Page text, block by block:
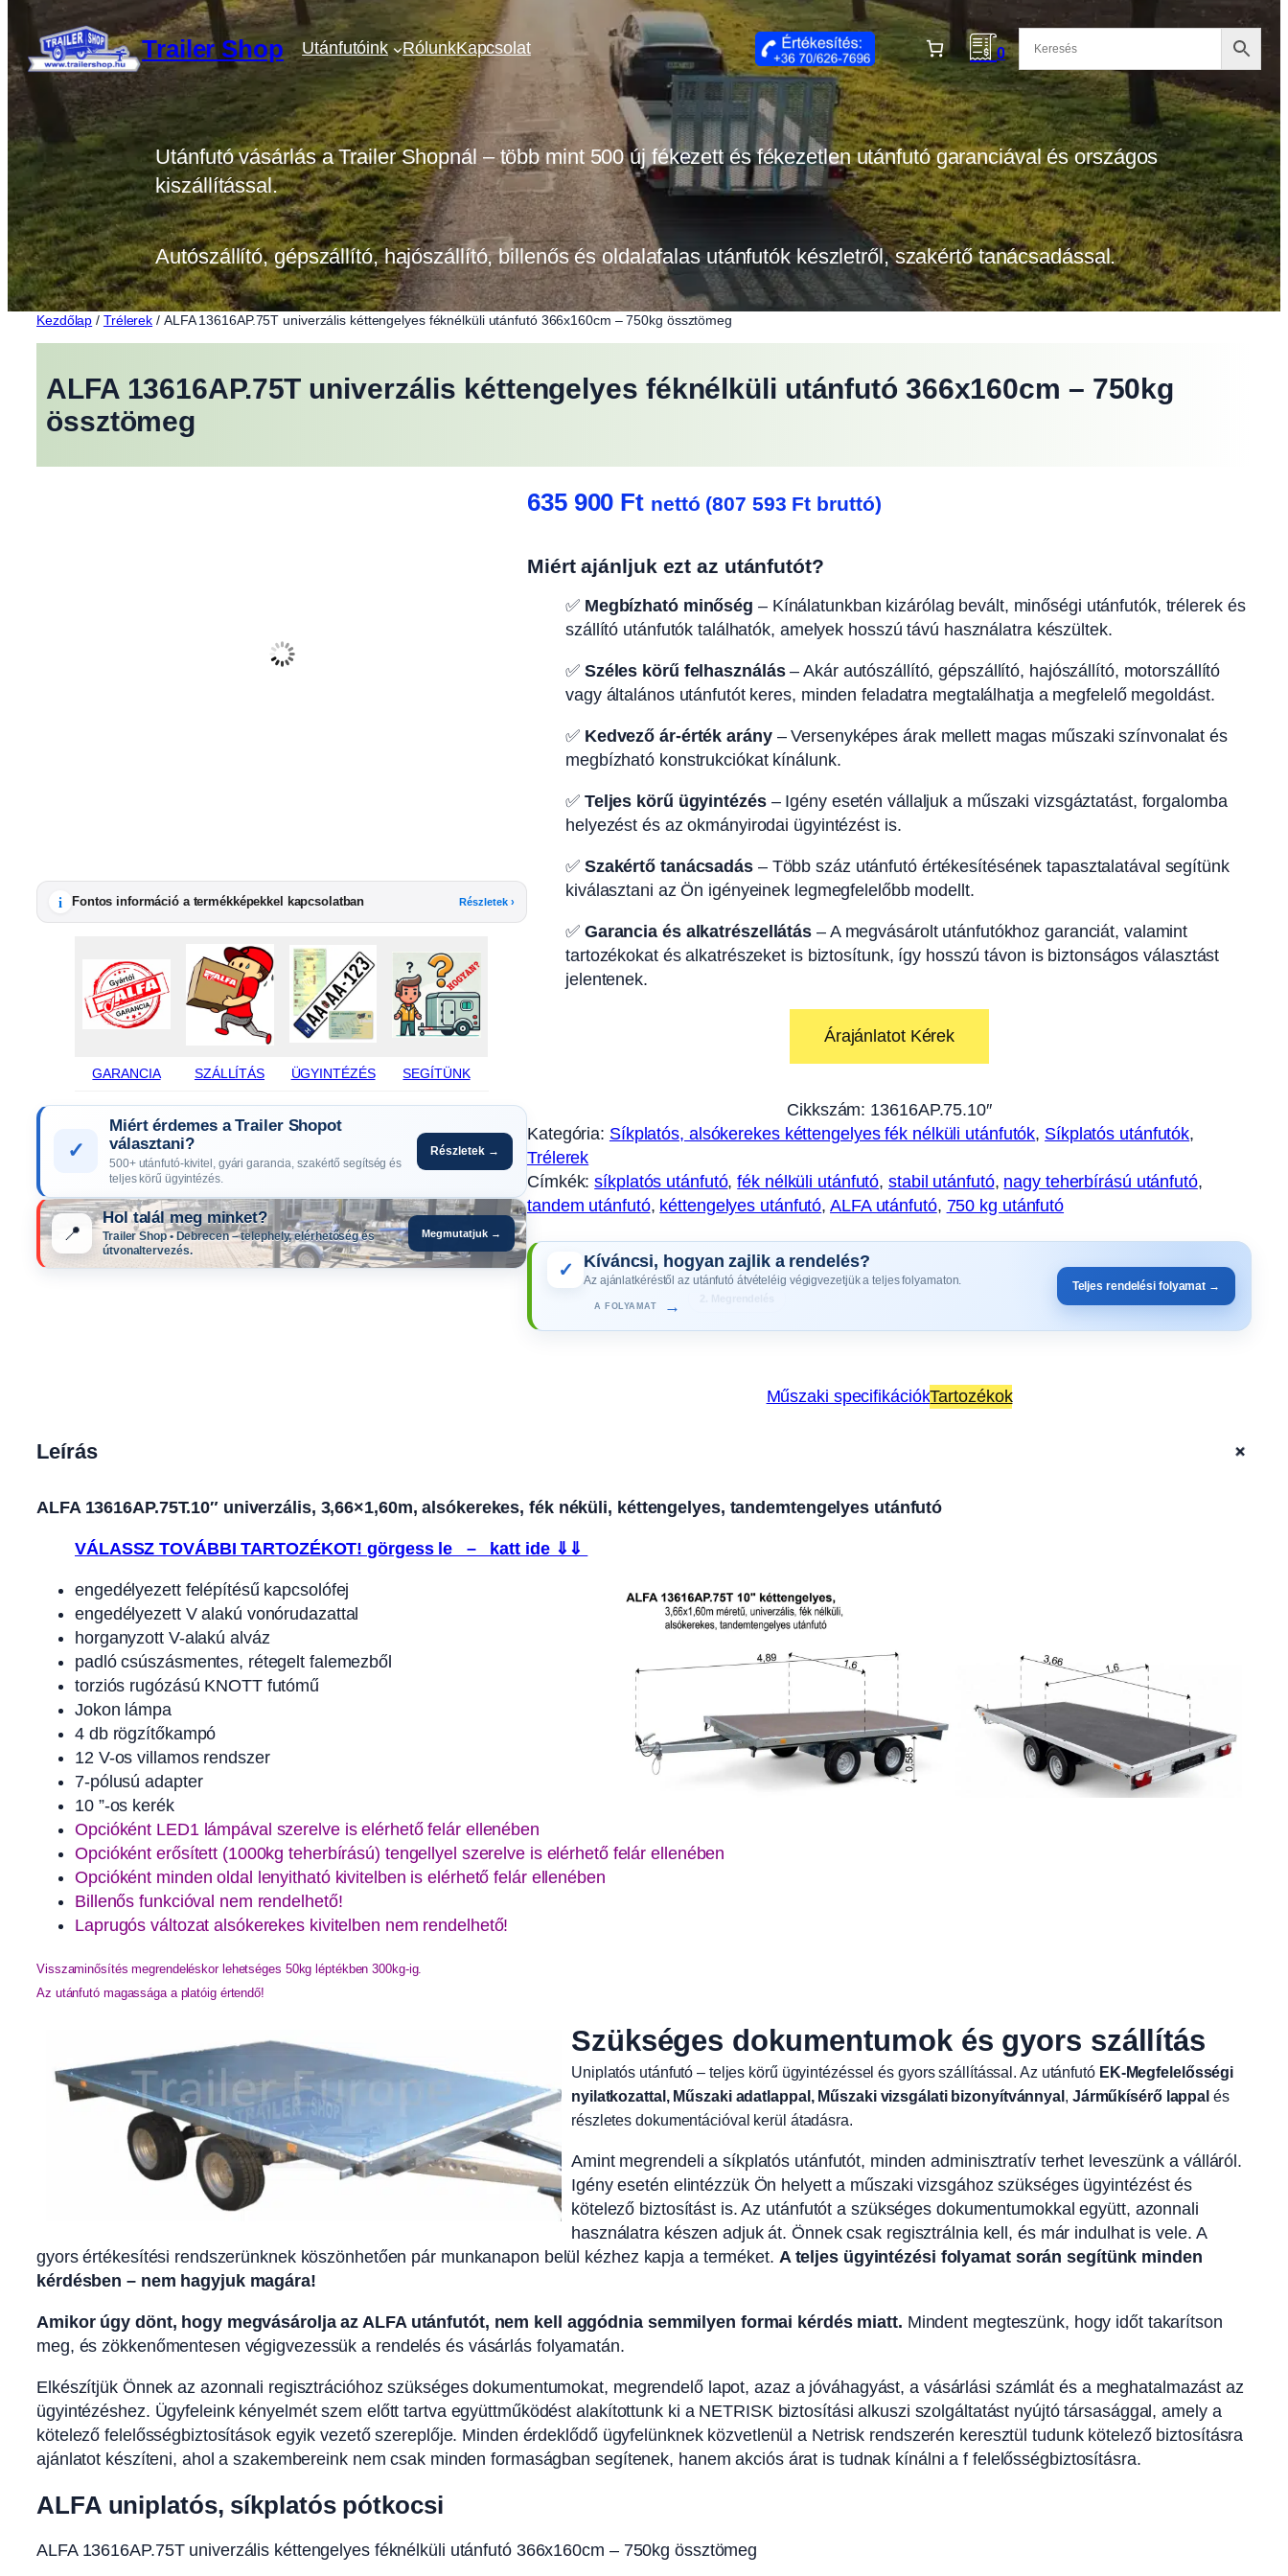
Ugrás
tartalomhoz
Trailer Shop Utánfutóink RólunkKapcsolat 0
Utánfutó vásárlás a Trailer Shopnál – több mint 500 új fékezett és fékezetlen utánfutó garanciával és országos
kiszállítással.
Autószállító, gépszállító, hajószállító, billenős és oldalafalas utánfutók készletről, szakértő tanácsadással.
Kezdőlap / Trélerek / ALFA 13616AP.75T univerzális kéttengelyes féknélküli utánfutó 366x160cm – 750kg össztömeg
ALFA 13616AP.75T univerzális kéttengelyes féknélküli utánfutó 366x160cm – 750kg
össztömeg
i Fontos információ a termékképekkel kapcsolatban Részletek ›
GARANCIA SZÁLLÍTÁS ÜGYINTÉZÉS SEGÍTÜNK
✓
Miért érdemes a Trailer Shopot
választani?
500+ utánfutó-kivitel, gyári garancia, szakértő segítség és
teljes körű ügyintézés.
Részletek →
📍
Hol talál meg minket?
Trailer Shop • Debrecen – telephely, elérhetőség és
útvonaltervezés.
Megmutatjuk →
635 900 Ft nettó (807 593 Ft bruttó)
Miért ajánljuk ezt az utánfutót?
✅ Megbízható minőség – Kínálatunkban kizárólag bevált, minőségi utánfutók, trélerek és
szállító utánfutók találhatók, amelyek hosszú távú használatra készültek.
✅ Széles körű felhasználás– Akár autószállító, gépszállító, hajószállító, motorszállító
vagy általános utánfutót keres, minden feladatra megtalálhatja a megfelelő megoldást.
✅ Kedvező ár-érték arány– Versenyképes árak mellett magas műszaki színvonalat és
megbízható konstrukciókat kínálunk.
✅ Teljes körű ügyintézés– Igény esetén vállaljuk a műszaki vizsgáztatást, forgalomba
helyezést és az okmányirodai ügyintézést is.
✅ Szakértő tanácsadás– Több száz utánfutó értékesítésének tapasztalatával segítünk
kiválasztani az Ön igényeinek legmegfelelőbb modellt.
✅ Garancia és alkatrészellátás – A megvásárolt utánfutókhoz garanciát, valamint
tartozékokat és alkatrészeket is biztosítunk, így hosszú távon is biztonságos választást
jelentenek.
Árajánlatot Kérek
Cikkszám: 13616AP.75.10″
Kategória: Síkplatós, alsókerekes kéttengelyes fék nélküli utánfutók, Síkplatós utánfutók
Trélerek
Címkék:síkplatós utánfutó, fék nélküli utánfutó, stabil utánfutó, nagy teherbírású utánfutó
tandem utánfutó, kéttengelyes utánfutó, ALFA utánfutó, 750 kg utánfutó
✓ Kíváncsi, hogyan zajlik a rendelés?
Az ajánlatkéréstől az utánfutó átvételéig végigvezetjük a teljes folyamaton.
A FOLYAMAT →
Teljes rendelési folyamat →
Műszaki specifikációkTartozékok
Leírás +
ALFA 13616AP.75T.10″ univerzális, 3,66×1,60m, alsókerekes, fék néküli, kéttengelyes, tandemtengelyes utánfutó
VÁLASSZ TOVÁBBI TARTOZÉKOT! görgess le – katt ide ⇓⇓
engedélyezett felépítésű kapcsolófej
engedélyezett V alakú vonórudazattal
horganyzott V-alakú alváz
padló csúszásmentes, rétegelt falemezből
torziós rugózású KNOTT futómű
Jokon lámpa
4 db rögzítőkampó
12 V-os villamos rendszer
7-pólusú adapter
10 ”-os kerék
Opcióként LED1 lámpával szerelve is elérhető felár ellenében
Opcióként erősített (1000kg teherbírású) tengellyel szerelve is elérhető felár ellenében
Opcióként minden oldal lenyitható kivitelben is elérhető felár ellenében
Billenős funkcióval nem rendelhető!
Laprugós változat alsókerekes kivitelben nem rendelhető!
Visszaminősítés megrendeléskor lehetséges 50kg léptékben 300kg-ig.
Az utánfutó magassága a platóig értendő!
Szükséges dokumentumok és gyors szállítás
Uniplatós utánfutó – teljes körű ügyintézéssel és gyors szállítással. Az utánfutó EK-Megfelelősségi
nyilatkozattal, Műszaki adatlappal, Műszaki vizsgálati bizonyítvánnyal , Járműkísérő lappal és
részletes dokumentációval kerül átadásra.
Amint megrendeli a síkplatós utánfutót, minden adminisztratív terhet leveszünk a válláról.
Igény esetén elintézzük Ön helyett a műszaki vizsgához szükséges ügyintézést és
kötelező biztosítást is. Az utánfutót a szükséges dokumentumokkal együtt, azonnali
használatra készen adjuk át. Önnek csak regisztrálnia kell, és már indulhat is vele. A
gyors értékesítési rendszerünknek köszönhetően pár munkanapon belül kézhez kapja a terméket. A teljes ügyintézési folyamat során segítünk minden
kérdésben – nem hagyjuk magára!
Amikor úgy dönt, hogy megvásárolja az ALFA utánfutót, nem kell aggódnia semmilyen formai kérdés miatt. Mindent megteszünk, hogy időt takarítson
meg, és zökkenőmentesen végigvezessük a rendelés és vásárlás folyamatán.
Elkészítjük Önnek az azonnali regisztrációhoz szükséges dokumentumokat, megrendelő lapot, azaz a jóváhagyást, a vásárlási számlát és a meghatalmazást az
ügyintézéshez. Ügyfeleink kényelmét szem előtt tartva együttműködést alakítottunk ki a NETRISK biztosítási alkuszi szolgáltatást nyújtó társasággal, amely a
kötelező felelősségbiztosítások egyik vezető szereplője. Minden érdeklődő ügyfelünknek közvetlenül a Netrisk rendszerén keresztül tudunk kötelező biztosításra
ajánlatot készíteni, ahol a szakembereink nem csak minden formaságban segítenek, hanem akciós árat is tudnak kínálni a f felelősségbiztosításra.
ALFA uniplatós, síkplatós pótkocsi
ALFA 13616AP.75T univerzális kéttengelyes féknélküli utánfutó 366x160cm – 750kg össztömeg